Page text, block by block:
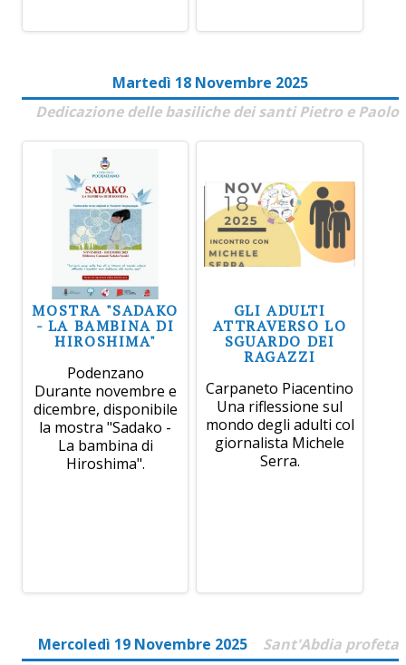
Martedì 18 Novembre 2025
Dedicazione delle basiliche dei santi Pietro e Paolo
MOSTRA "SADAKO
- LA BAMBINA DI
HIROSHIMA"
Podenzano
Durante novembre e
dicembre, disponibile
la mostra "Sadako -
La bambina di
Hiroshima".
GLI ADULTI
ATTRAVERSO LO
SGUARDO DEI
RAGAZZI
Carpaneto Piacentino
Una riflessione sul
mondo degli adulti col
giornalista Michele
Serra.
Mercoledì 19 Novembre 2025 Sant'Abdia profeta